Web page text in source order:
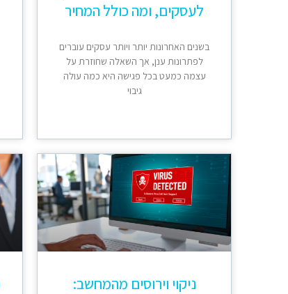
לעסקים, ומה כולל המחיר
בשנים האחרונות יותר ויותר עסקים עוברים
לפתרונות ענן, אך השאלה שחוזרת על
עצמה כמעט בכל פגישה היא כמה עולה
גיבוי
ניקוי וירוסים מהמחשב: